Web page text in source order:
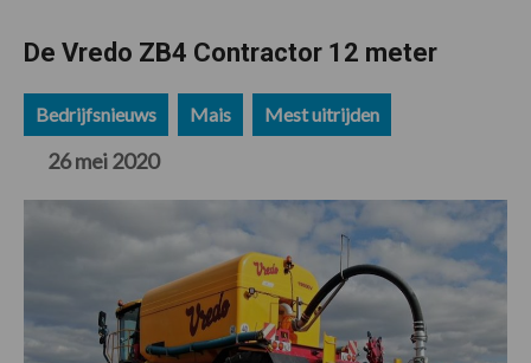
De Vredo ZB4 Contractor 12 meter
Bedrijfsnieuws Mais Mest uitrijden
26 mei 2020